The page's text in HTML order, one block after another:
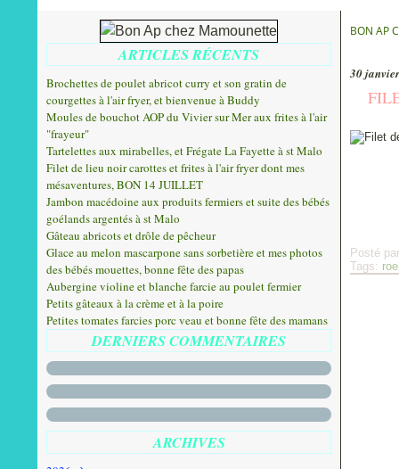
ARTICLES RÉCENTS
Brochettes de poulet abricot curry et son gratin de
courgettes à l'air fryer, et bienvenue à Buddy
Moules de bouchot AOP du Vivier sur Mer aux frites à l'air
"frayeur"
Tartelettes aux mirabelles, et Frégate La Fayette à st Malo
Filet de lieu noir carottes et frites à l'air fryer dont mes
mésaventures, BON 14 JUILLET
Jambon macédoine aux produits fermiers et suite des bébés
goélands argentés à st Malo
Gâteau abricots et drôle de pêcheur
Glace au melon mascarpone sans sorbetière et mes photos
des bébés mouettes, bonne fête des papas
Aubergine violine et blanche farcie au poulet fermier
Petits gâteaux à la crème et à la poire
Petites tomates farcies porc veau et bonne fête des mamans
DERNIERS COMMENTAIRES
ARCHIVES
BON AP
30
Posté
Tags: